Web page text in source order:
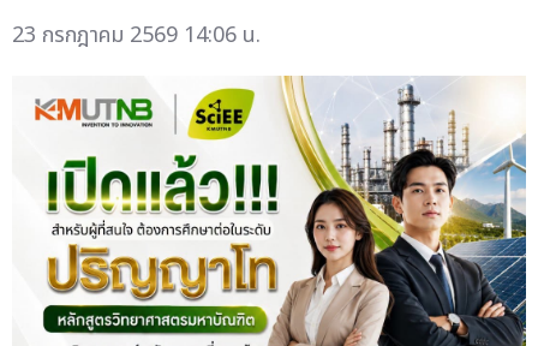
23 กรกฎาคม 2569 14:06 น.